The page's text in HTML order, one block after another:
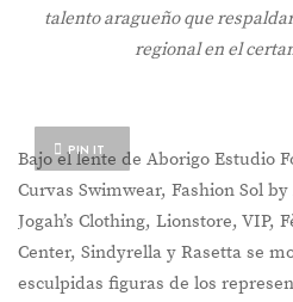
talento aragueño que
regional en el
PIN IT
Bajo el lente de Aborigo Estudio
Curvas Swimwear, Fashion Sol
Jogah’s Clothing, Lionstore, VIP,
Center, Sindyrella y Rasetta se
esculpidas figuras de los